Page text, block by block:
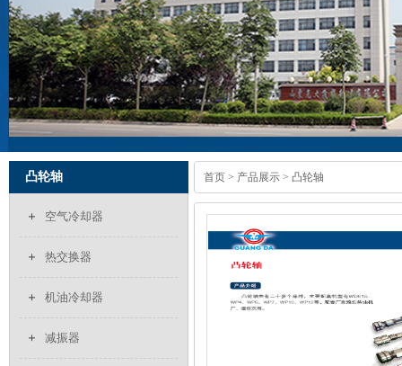
首页 > 产品展示 > 凸轮轴
凸轮轴
空气冷却器
热交换器
机油冷却器
减振器